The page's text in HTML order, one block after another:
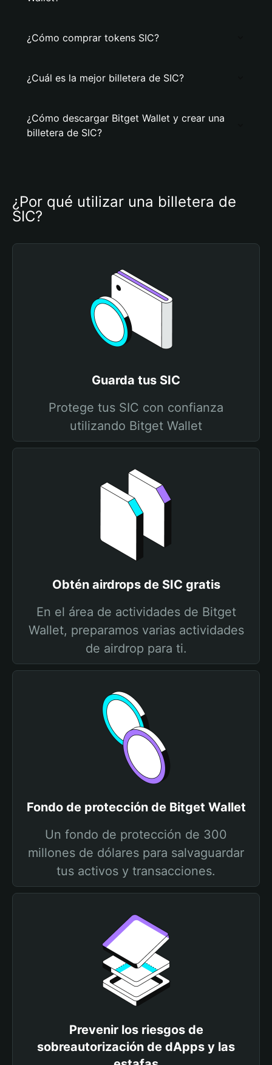
¿Cómo comprar tokens SIC?
¿Cuál es la mejor billetera de SIC?
¿Cómo descargar Bitget Wallet y crear una
billetera de SIC?
¿Por qué utilizar una billetera de
SIC?
Guarda tus SIC
Protege tus SIC con confianza
utilizando Bitget Wallet
Obtén airdrops de SIC gratis
En el área de actividades de Bitget
Wallet, preparamos varias actividades
de airdrop para ti.
Fondo de protección de Bitget Wallet
Un fondo de protección de 300
millones de dólares para salvaguardar
tus activos y transacciones.
Prevenir los riesgos de
sobreautorización de dApps y las